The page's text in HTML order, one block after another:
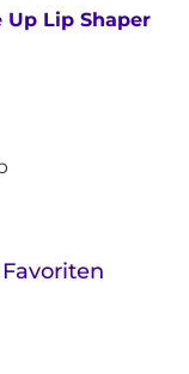
Up Lip Shaper